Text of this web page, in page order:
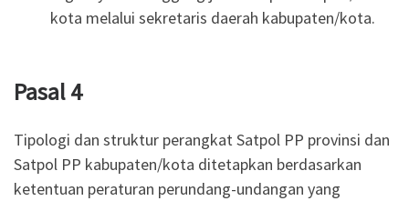
kota melalui sekretaris daerah kabupaten/kota.
Pasal 4
Tipologi dan struktur perangkat Satpol PP provinsi dan
Satpol PP kabupaten/kota ditetapkan berdasarkan
ketentuan peraturan perundang-undangan yang